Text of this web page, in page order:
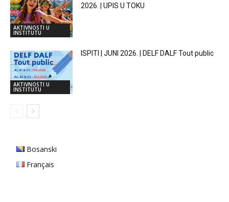
AKTIVNOSTI U
INSTITUTU
2026. | UPIS U TOKU
AKTIVNOSTI U
INSTITUTU
ISPITI | JUNI 2026. | DELF DALF Tout public
Bosanski
Français